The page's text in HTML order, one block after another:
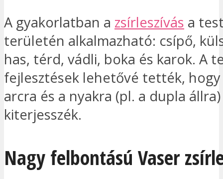
A gyakorlatban a zsírleszívás a
területén alkalmazható: csípő,
has, térd, vádli, boka és karok. A
fejlesztések lehetővé tették,
arcra és a nyakra (pl. a dupla
kiterjesszék.
Nagy felbontású Vaser